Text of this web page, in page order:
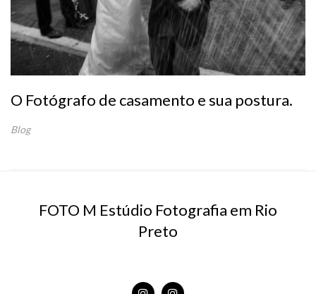
O Fotógrafo de casamento e sua postura.
Blog
FOTO M Estúdio Fotografia em Rio
Preto